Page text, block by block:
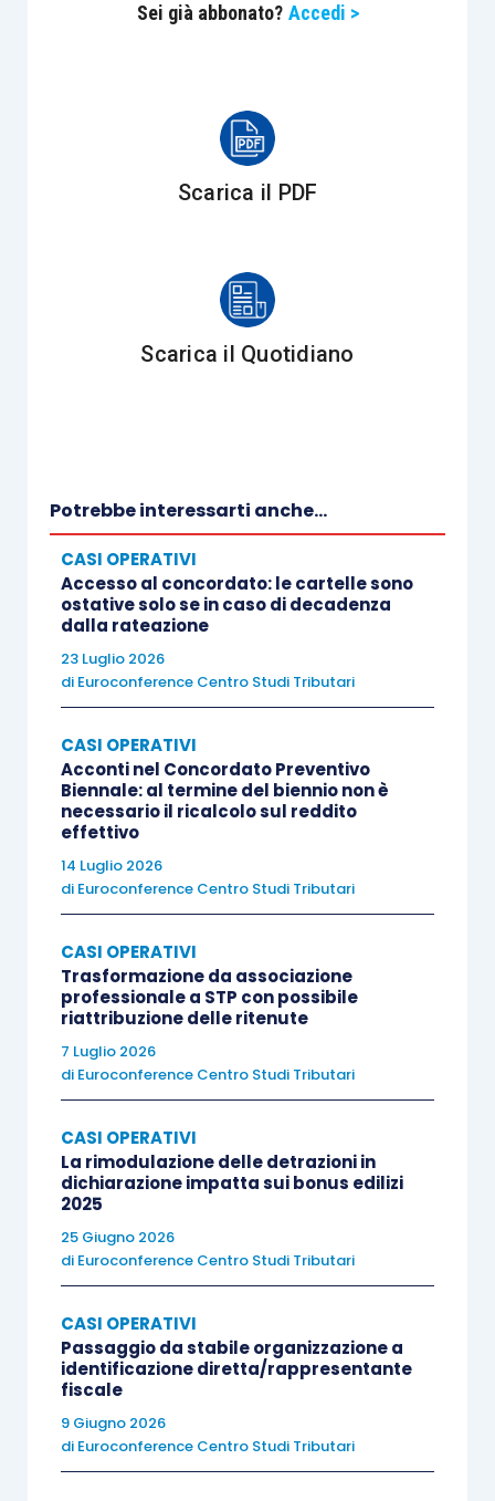
Sei già abbonato? Accedi >
Scarica il PDF
Scarica il Quotidiano
Potrebbe interessarti anche...
CASI OPERATIVI
Accesso al concordato: le cartelle sono
ostative solo se in caso di decadenza
dalla rateazione
23 Luglio 2026
di Euroconference Centro Studi Tributari
CASI OPERATIVI
Acconti nel Concordato Preventivo
Biennale: al termine del biennio non è
necessario il ricalcolo sul reddito
effettivo
14 Luglio 2026
di Euroconference Centro Studi Tributari
CASI OPERATIVI
Trasformazione da associazione
professionale a STP con possibile
riattribuzione delle ritenute
7 Luglio 2026
di Euroconference Centro Studi Tributari
CASI OPERATIVI
La rimodulazione delle detrazioni in
dichiarazione impatta sui bonus edilizi
2025
25 Giugno 2026
di Euroconference Centro Studi Tributari
CASI OPERATIVI
Passaggio da stabile organizzazione a
identificazione diretta/rappresentante
fiscale
9 Giugno 2026
di Euroconference Centro Studi Tributari